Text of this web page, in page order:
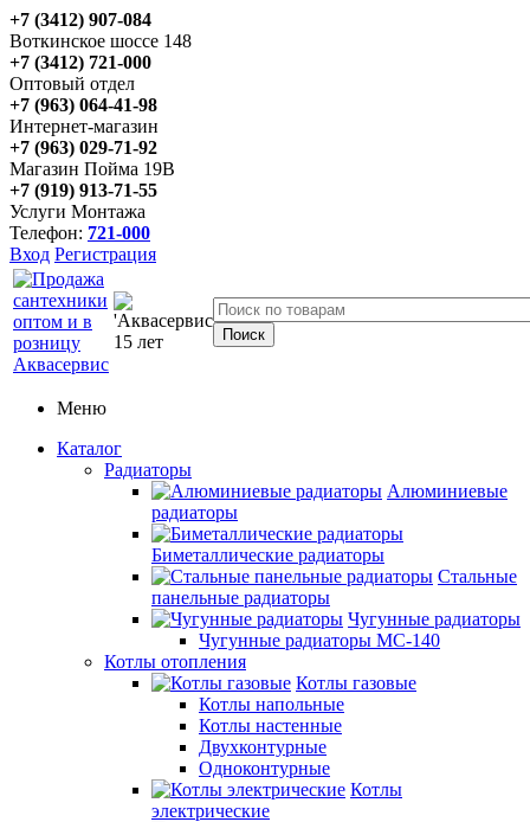
+7 (3412) 907-084
Воткинское шоссе 148
+7 (3412) 721-000
Оптовый отдел
+7 (963) 064-41-98
Интернет-магазин
+7 (963) 029-71-92
Магазин Пойма 19В
+7 (919) 913-71-55
Услуги Монтажа
Телефон: 721-000
Вход Регистрация
Меню
Каталог
Радиаторы
Алюминиевые
радиаторы
Биметаллические радиаторы
Стальные
панельные радиаторы
Чугунные радиаторы
Чугунные радиаторы МС-140
Котлы отопления
Котлы газовые
Котлы напольные
Котлы настенные
Двухконтурные
Одноконтурные
Котлы
электрические